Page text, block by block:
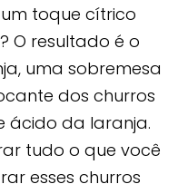
toque cítrico
O resultado é o
uma sobremesa
dos churros
ácido da laranja.
tudo o que você
esses churros